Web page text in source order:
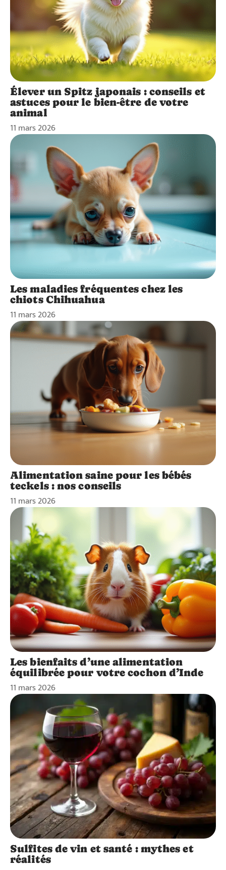
Élever un Spitz japonais : conseils et
astuces pour le bien-être de votre
animal
11 mars 2026
Les maladies fréquentes chez les
chiots Chihuahua
11 mars 2026
Alimentation saine pour les bébés
teckels : nos conseils
11 mars 2026
Les bienfaits d’une alimentation
équilibrée pour votre cochon d’Inde
11 mars 2026
Sulfites de vin et santé : mythes et
réalités